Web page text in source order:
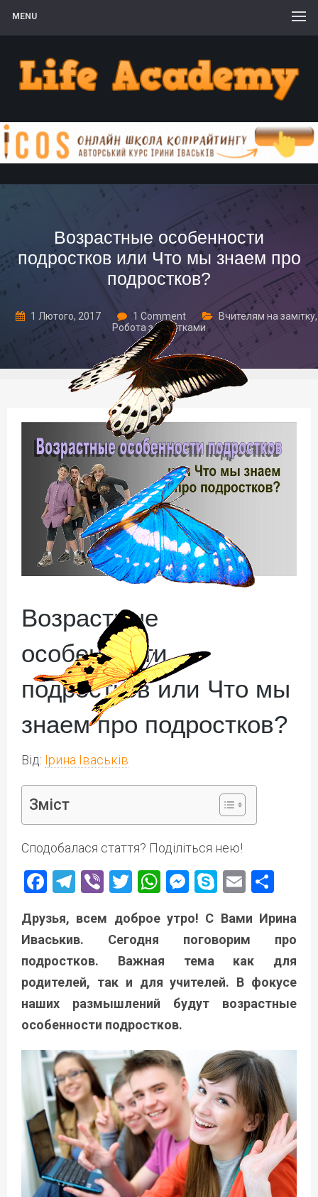
MENU
Возрастные особенности
подростков или Что мы знаем про
подростков?
1 Лютого, 2017 1 Comment Вчителям на замітку,
Робота з підлітками
Возрастные
особенности
подростков или Что мы
знаем про подростков?
Від: Ірина Іваськів
Зміст
Сподобалася стаття? Поділіться нею!
Facebook
Telegram
ViberTwitter
WhatsApp
Messenger
Skype
Email
Друзья, всем доброе утро! С Вами Ирина
Иваськив. Сегодня поговорим про
подростков. Важная тема как для
родителей, так и для учителей. В фокусе
наших размышлений будут возрастные
особенности подростков.